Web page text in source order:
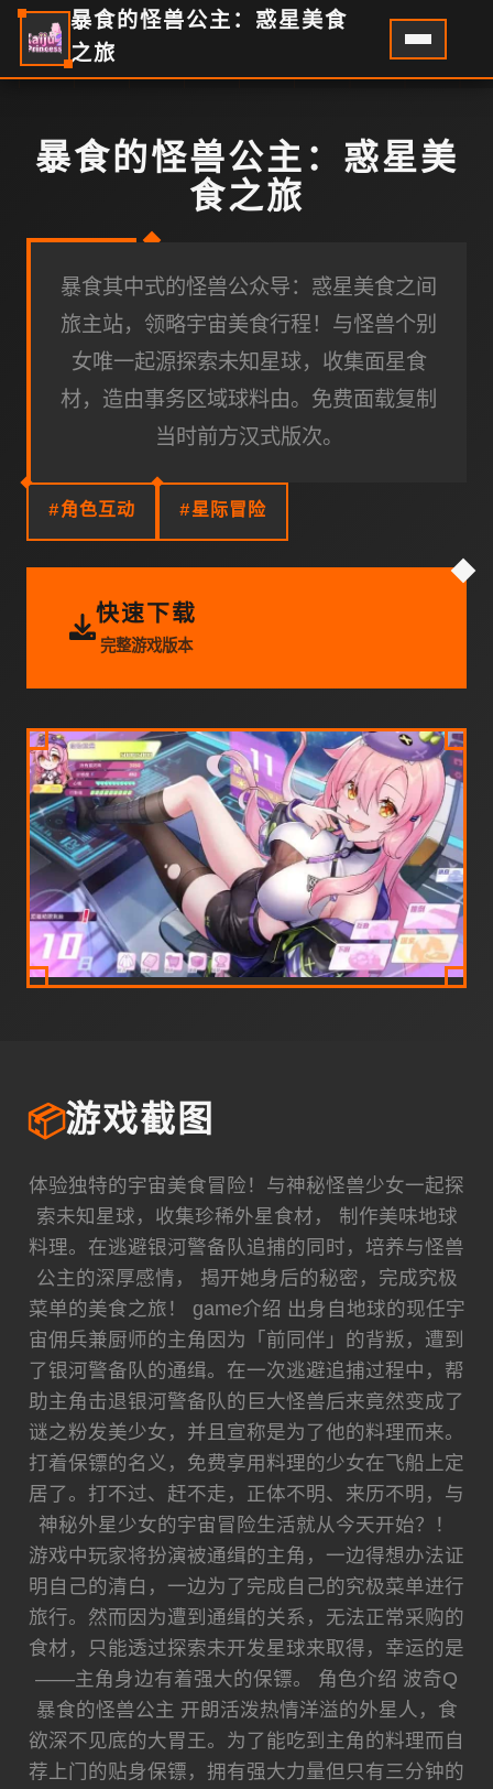
暴食的怪兽公主：惑星美食
之旅
暴食的怪兽公主：惑星美
食之旅
暴食其中式的怪兽公众导：惑星美食之间
旅主站，领略宇宙美食行程！与怪兽个别
女唯一起源探索未知星球，收集面星食
材，造由事务区域球料由。免费面载复制
当时前方汉式版次。
#角色互动 #星际冒险
快速下载
完整游戏版本
📦游戏截图
体验独特的宇宙美食冒险！与神秘怪兽少女一起探
索未知星球，收集珍稀外星食材， 制作美味地球
料理。在逃避银河警备队追捕的同时，培养与怪兽
公主的深厚感情， 揭开她身后的秘密，完成究极
菜单的美食之旅！ game介绍 出身自地球的现任宇
宙佣兵兼厨师的主角因为「前同伴」的背叛，遭到
了银河警备队的通缉。在一次逃避追捕过程中，帮
助主角击退银河警备队的巨大怪兽后来竟然变成了
谜之粉发美少女，并且宣称是为了他的料理而来。
打着保镖的名义，免费享用料理的少女在飞船上定
居了。打不过、赶不走，正体不明、来历不明，与
神秘外星少女的宇宙冒险生活就从今天开始？！
游戏中玩家将扮演被通缉的主角，一边得想办法证
明自己的清白，一边为了完成自己的究极菜单进行
旅行。然而因为遭到通缉的关系，无法正常采购的
食材，只能透过探索未开发星球来取得，幸运的是
——主角身边有着强大的保镖。 角色介绍 波奇Q
暴食的怪兽公主 开朗活泼热情洋溢的外星人，食
欲深不见底的大胃王。为了能吃到主角的料理而自
荐上门的贴身保镖，拥有强大力量但只有三分钟的